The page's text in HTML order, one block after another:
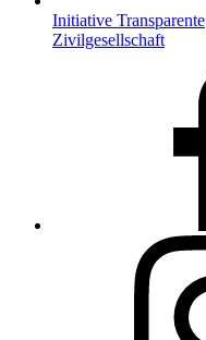
Initiative Transparente
Zivilgesellschaft